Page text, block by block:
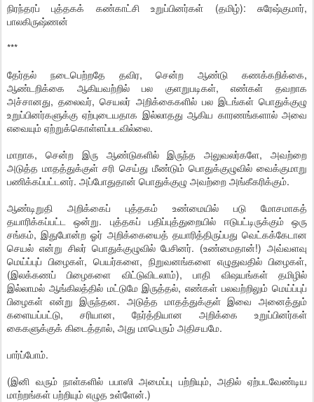
நிரந்தரப் புத்தகக் கண்காட்சி உறுப்பினர்கள் (தமிழ்): சுரேஷ்குமார்,
பாலகிருஷ்ணன்
***
தேர்தல் நடைபெற்றதே தவிர, சென்ற ஆண்டு கணக்கறிக்கை,
ஆண்டறிக்கை ஆகியவற்றில் பல குளறுபடிகள், எண்கள் தவறாக
அச்சானது, தலைவர், செயலர் அறிக்கைகளில் பல இடங்கள் பொதுக்குழு
உறுப்பினர்களுக்கு ஏற்புடையதாக இல்லாதது ஆகிய காரணங்களால் அவை
எவையும் ஏற்றுக்கொள்ளப்படவில்லை.
மாறாக, சென்ற இரு ஆண்டுகளில் இருந்த அலுவலர்களே, அவற்றை
அடுத்த மாதத்துக்குள் சரி செய்து மீண்டும் பொதுக்குழுவில் வைக்குமாறு
பணிக்கப்பட்டனர். அப்போதுதான் பொதுக்குழு அவற்றை அங்கீகரிக்கும்.
ஆண்டிறுதி அறிக்கைப் புத்தகம் உண்மையில் படு மோசமாகத்
தயாரிக்கப்பட்ட ஒன்று. புத்தகப் பதிப்புத்துறையில் ஈடுபட்டிருக்கும் ஒரு
சங்கம், இதுபோன்ற ஓர் அறிக்கையைத் தயாரித்திருப்பது வெட்கக்கேடான
செயல் என்று சிலர் பொதுக்குழுவில் பேசினர். (உண்மைதான்!) அவ்வளவு
மெய்ப்புப் பிழைகள், பெயர்களை, நிறுவனங்களை எழுதுவதில் பிழைகள்,
(இலக்கணப் பிழைகளை விட்டுவிடலாம்), பாதி விஷயங்கள் தமிழில்
இல்லாமல் ஆங்கிலத்தில் மட்டுமே இருத்தல், எண்கள் பலவற்றிலும் மெய்ப்புப்
பிழைகள் என்று இருந்தன. அடுத்த மாதத்துக்குள் இவை அனைத்தும்
களையப்பட்டு, சரியான, நேர்த்தியான அறிக்கை உறுப்பினர்கள்
கைகளுக்குக் கிடைத்தால், அது மாபெரும் அதிசயமே.
பார்ப்போம்.
(இனி வரும் நாள்களில் பபாஸி அமைப்பு பற்றியும், அதில் ஏற்படவேண்டிய
மாற்றங்கள் பற்றியும் எழுத உள்ளேன்.)